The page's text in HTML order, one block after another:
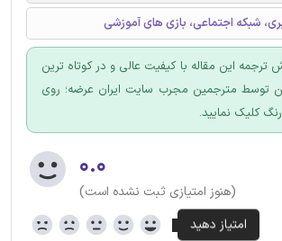
شبکه اجتماعی، بازی های آموزشی
ترجمه این مقاله با کیفیت عالی و در کوتاه ترین
توسط مترجمین مجرب سایت ایران عرضه؛ روی
کلیک نمایید.
۰.۰
(هنوز امتیازی ثبت نشده است)